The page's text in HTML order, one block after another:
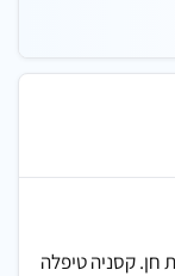
חן. קסניה טיפלה